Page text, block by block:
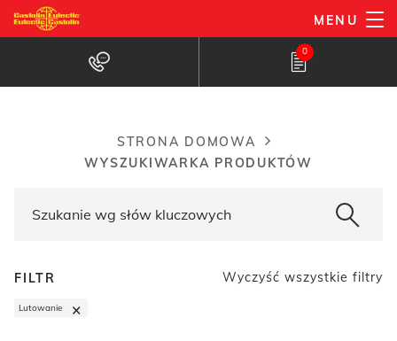
Przejdź
do
MENU
Wyszukiwarka produktów
0
Breadcrumb
STRONA DOMOWA
WYSZUKIWARKA PRODUKTÓW
FILTR Wyczyść wszystkie filtry
Lutowanie ×